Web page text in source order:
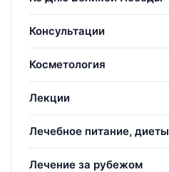
Консультации
Косметология
Лекции
Лечебное питание, диеты
Лечение за рубежом